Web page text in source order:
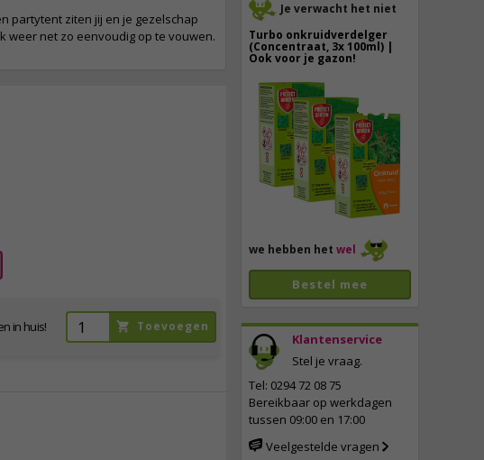
Je verwacht het niet
Turbo onkruidverdelger
(Concentraat, 3x 100ml) |
Ook voor je gazon!
40,
we hebben het wel
Bestel mee
Klantenservice
Stel je vraag.
Tel: 0294 72 08 75
Bereikbaar op werkdagen
tussen 09:00 en 17:00
Veelgestelde vragen
partytent ziten jij en je gezelschap
weer net zo eenvoudig op te vouwen.
in huis! Toevoegen